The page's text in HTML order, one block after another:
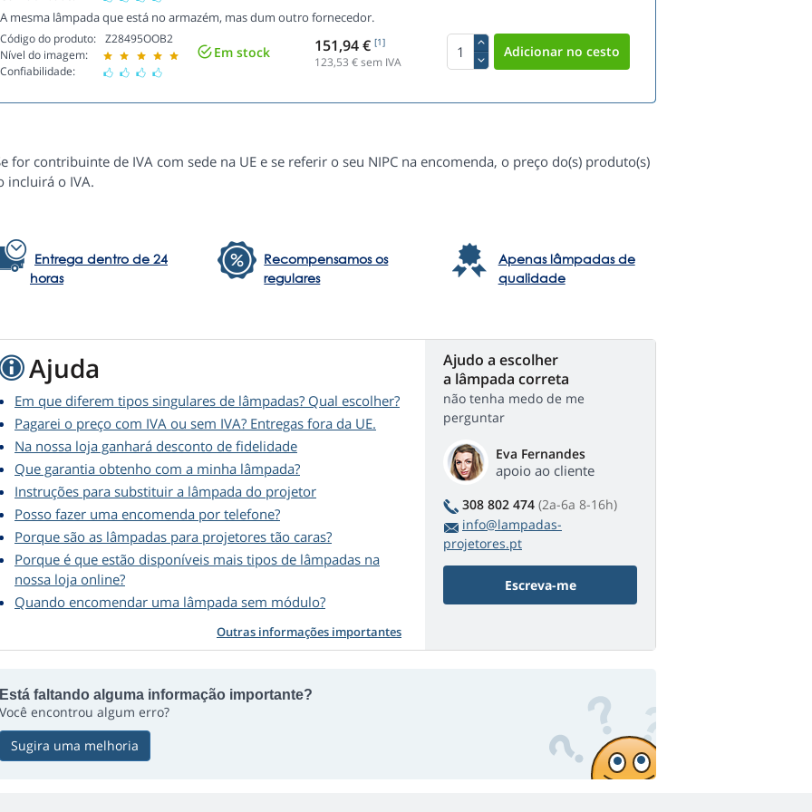
A mesma lâmpada que está no armazém, mas dum outro fornecedor.
Código do produto:
Nível do imagem:
Confiabilidade:
Z28495OOB2
Em stock 151,94 € [1]
123,53 € sem IVA
for contribuinte de IVA com sede na UE e se referir o seu NIPC na encomenda, o preço do(s) produto(s)
incluirá o IVA.
Entrega dentro de 24
horas
Recompensamos os
regulares
Apenas lâmpadas de
qualidade
Ajuda
Em que diferem tipos singulares de lâmpadas? Qual escolher?
Pagarei o preço com IVA ou sem IVA? Entregas fora da UE.
Na nossa loja ganhará desconto de fidelidade
Que garantia obtenho com a minha lâmpada?
Instruções para substituir a lâmpada do projetor
Posso fazer uma encomenda por telefone?
Porque são as lâmpadas para projetores tão caras?
Porque é que estão disponíveis mais tipos de lâmpadas na
nossa loja online?
Quando encomendar uma lâmpada sem módulo?
Outras informações importantes
Ajudo a escolher
a lâmpada correta
não tenha medo de me
perguntar
Eva Fernandes
apoio ao cliente
308 802 474 (2a-6a 8-16h)
info@lampadas-
projetores.pt
Escreva-me
Está faltando alguma informação importante?
Você encontrou algum erro?
Sugira uma melhoria